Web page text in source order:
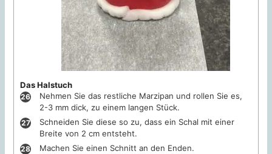
Das Halstuch
Nehmen Sie das restliche Marzipan und rollen Sie es,
2-3 mm dick, zu einem langen Stück.
Schneiden Sie diese so zu, dass ein Schal mit einer
Breite von 2 cm entsteht.
Machen Sie einen Schnitt an den Enden.